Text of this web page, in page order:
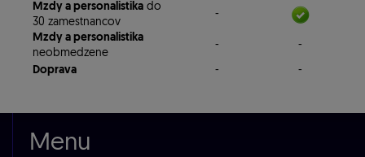
Mzdy a personalistika do
30 zamestnancov
-
Mzdy a personalistika
neobmedzene
- -
Doprava - -
Menu